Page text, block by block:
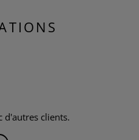
d'autres clients.